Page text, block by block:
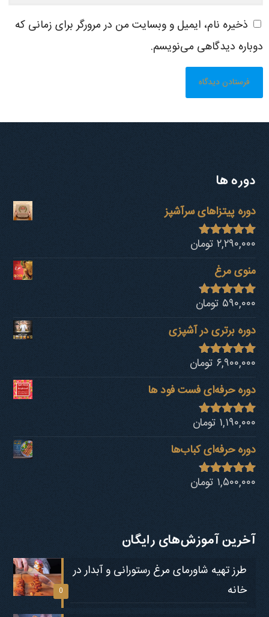
ذخیره نام، ایمیل و وبسایت من در مرورگر برای زمانی که
دوباره دیدگاهی می‌نویسم.
دوره ها
دوره پیتزاهای سرآشپز
نمره4.94
از 5
۲,۲۹۰,۰۰۰ تومان
منوی مرغ
نمره4.68
از 5
۵۹۰,۰۰۰ تومان
دوره برتری در آشپزی
نمره4.92
از 5
۶,۹۰۰,۰۰۰ تومان
دوره حرفه‌ای فست فود ها
نمره4.80
از 5
۱,۱۹۰,۰۰۰ تومان
دوره حرفه‌ای کباب‎‌ها
نمره4.73
۱,۵۰۰,۰۰۰ تومان
آخرین آموزش‌های رایگان
0
طرز تهیه شاورمای مرغ رستورانی و آبدار در
خانه